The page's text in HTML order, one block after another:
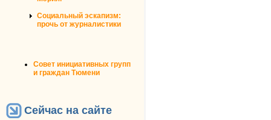
Социальный эскапизм:
прочь от журналистики
Совет инициативных групп
и граждан Тюмени
Сейчас на сайте